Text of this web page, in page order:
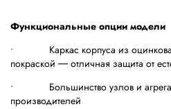
Функциональные опции модели
• Каркас корпуса из
покраской ― отличная защита от
• Большинство узлов и
производителей